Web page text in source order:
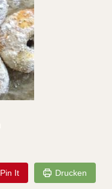
Pin It Drucken